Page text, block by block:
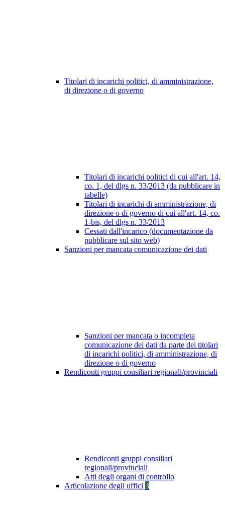
Titolari di incarichi politici, di amministrazione,
di direzione o di governo
Titolari di incarichi politici di cui all'art. 14,
co. 1, del dlgs n. 33/2013 (da pubblicare in
tabelle)
Titolari di incarichi di amministrazione, di
direzione o di governo di cui all'art. 14, co.
1-bis, del dlgs n. 33/2013
Cessati dall'incarico (documentazione da
pubblicare sul sito web)
Sanzioni per mancata comunicazione dei dati
Sanzioni per mancata o incompleta
comunicazione dei dati da parte dei titolari
di incarichi politici, di amministrazione, di
direzione o di governo
Rendiconti gruppi consiliari regionali/provinciali
Rendiconti gruppi consiliari
regionali/provinciali
Atti degli organi di controllo
Articolazione degli uffici 3